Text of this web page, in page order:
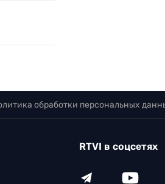
обработки персональных
RTVI в соцсетях